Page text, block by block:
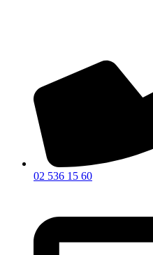
02 536 15 60